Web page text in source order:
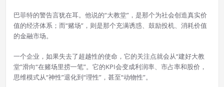
巴菲特的警告言犹在耳。他说的“大教堂”，是那个为社会创造真实价
值的经济体系；而“赌场”，则是那个充满诱惑、鼓励投机、消耗价值
的金融市场。
一个企业，如果失去了超越性的使命，它的关注点就会从“建好大教
堂”滑向“在赌场里捞一笔”。它的KPI会变成利润率、市占率和股价，
思维模式从“神性”退化到“理性”，甚至“动物性”。